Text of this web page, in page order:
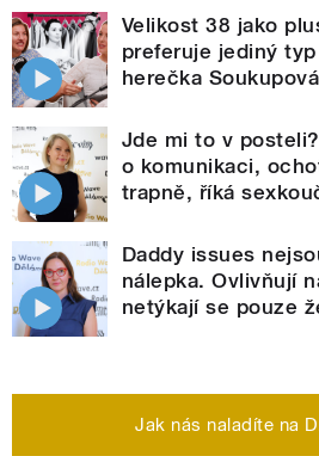
Velikost 38 jako
preferuje jediný
herečka Soukupová
Jde mi to v
o komunikaci,
trapně, říká
Daddy issues
nálepka. Ovlivňují
netýkají se pouze
Jak nás naladíte na